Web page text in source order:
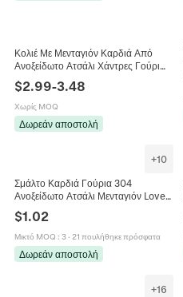
Κολιέ Με Μενταγιόν Καρδιά Από
Ανοξείδωτο Ατσάλι Χάντρες Γούρι
Για Γυναίκες Κομψό Επιχρυσωμένο
18K
$2.99-3.48
Χωρίς MOQ
Δωρεάν αποστολή
+10
Σμάλτο Καρδιά Γούρια 304
Ανοξείδωτο Ατσάλι Μενταγιόν Love
Mom Για DIY Κολιέ Βραχιόλι
Κοσμήματα
$1.02
Μικτό MOQ : 3· 21 πουλήθηκε πρόσφατα
Δωρεάν αποστολή
+16